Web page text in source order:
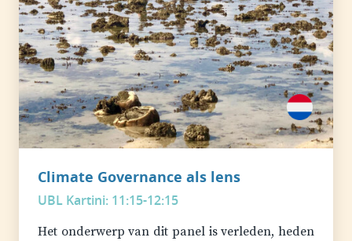
Climate Governance als lens
UBL Kartini: 11:15-12:15
Het onderwerp van dit panel is verleden, heden